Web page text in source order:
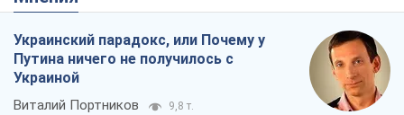
Украинский парадокс, или Почему у
Путина ничего не получилось с
Украиной
Виталий Портников 9,8 т.